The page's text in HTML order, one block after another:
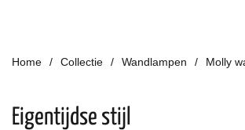
Home Collectie Wandlampen Molly
Eigentijdse stijl